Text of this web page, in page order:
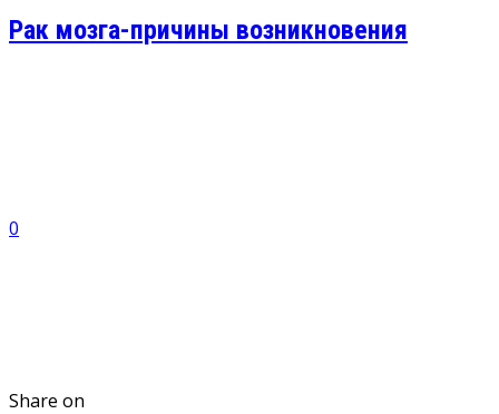
Рак мозга-причины возникновения
0
Share on